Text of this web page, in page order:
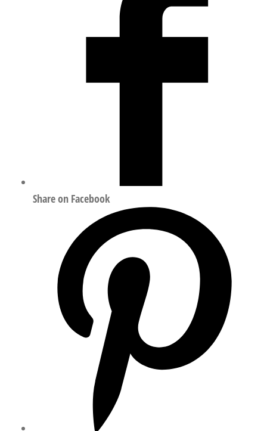
Share on Facebook